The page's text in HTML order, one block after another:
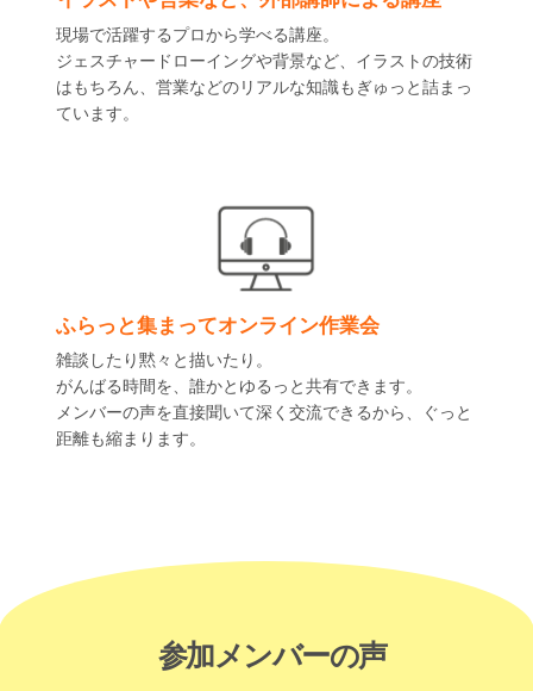
現場で活躍するプロから学べる講座。
ジェスチャードローイングや背景など、イラストの技術
はもちろん、営業などのリアルな知識もぎゅっと詰まっ
ています。
ふらっと集まってオンライン作業会
雑談したり黙々と描いたり。
がんばる時間を、誰かとゆるっと共有できます。
メンバーの声を直接聞いて深く交流できるから、ぐっと
距離も縮まります。
参加メンバーの声